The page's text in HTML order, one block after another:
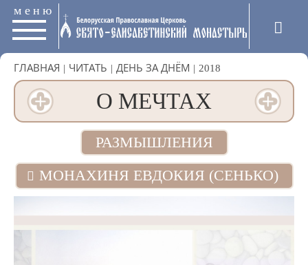
меню
ГЛАВНАЯ | ЧИТАТЬ | ДЕНЬ ЗА ДНЁМ | 2018
О МЕЧТАХ
РАЗМЫШЛЕНИЯ
МОНАХИНЯ ЕВДОКИЯ (СЕНЬКО)